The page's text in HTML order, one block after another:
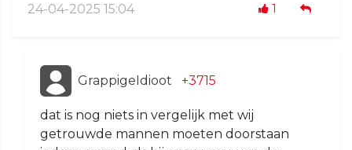
24-04-2025 15:04 1
GrappigeIdioot +3715
dat is nog niets in vergelijk met wij
getrouwde mannen moeten doorstaan